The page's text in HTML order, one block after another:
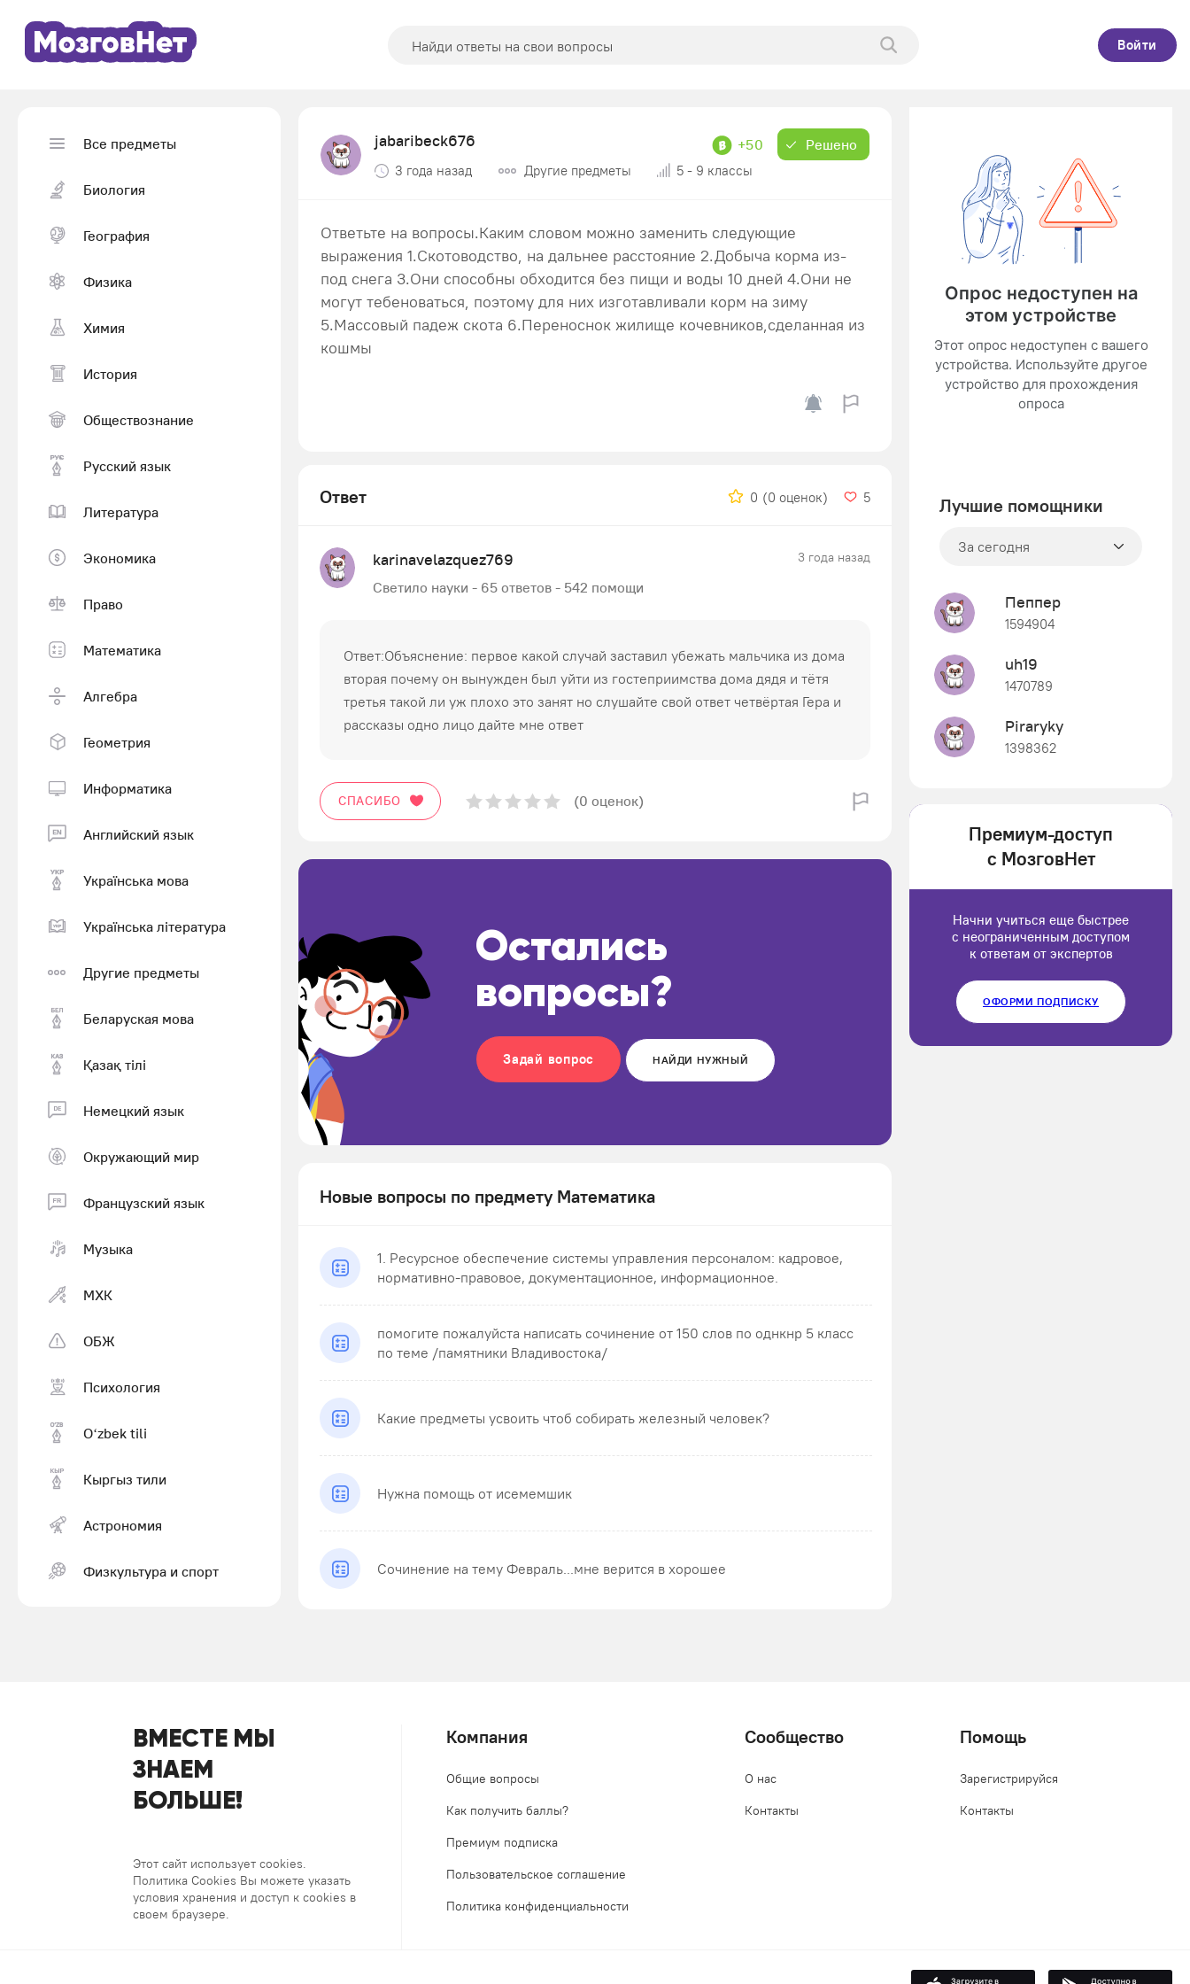
Войти
Все предметы
Биология
География
Физика
Химия
История
Обществознание
Русский язык
Литература
Экономика
Право
Математика
Алгебра
Геометрия
Информатика
Английский язык
Українська мова
Українська література
Другие предметы
Беларуская мова
Қазақ тiлi
Немецкий язык
Окружающий мир
Французский язык
Музыка
МХК
ОБЖ
Психология
Оʻzbek tili
Кыргыз тили
Астрономия
Физкультура и спорт
jabaribeck676 +50 Решено
3 года назад Другие предметы 5 - 9 классы
Ответьте на вопросы.Каким словом можно заменить следующие
выражения 1.Скотоводство, на дальнее расстояние 2.Добыча корма из-
под снега 3.Они способны обходится без пищи и воды 10 дней 4.Они не
могут тебеноваться, поэтому для них изготавливали корм на зиму
5.Массовый падеж скота 6.Переноснок жилище кочевников,сделанная из
кошмы
Ответ 0 (0 оценок) 5
karinavelazquez769 3 года назад
Светило науки - 65 ответов - 542 помощи
Ответ:Объяснение: первое какой случай заставил убежать мальчика из дома
вторая почему он вынужден был уйти из гостеприимства дома дядя и тётя
третья такой ли уж плохо это занят но слушайте свой ответ четвёртая Гера и
рассказы одно лицо дайте мне ответ
СПАСИБО (0 оценок)
Остались
вопросы?
Задай вопрос НАЙДИ НУЖНЫЙ
Новые вопросы по предмету Математика
1. Ресурсное обеспечение системы управления персоналом: кадровое,
нормативно-правовое, документационное, информационное.
помогите пожалуйста написать сочинение от 150 слов по однкнр 5 класс
по теме /памятники Владивостока/
Какие предметы усвоить чтоб собирать железный человек?
Нужна помощь от исемемшик
Сочинение на тему Февраль...мне верится в хорошее
Лучшие помощники
За сегодня
Пеппер
1594904
uh19
1470789
Piraryky
1398362
Luluput
Премиум-доступ
с МозговНет
Начни учиться еще быстрее
с неограниченным доступом
к ответам от экспертов
ОФОРМИ ПОДПИСКУ
ВМЕСТЕ МЫ
ЗНАЕМ
БОЛЬШЕ!
Этот сайт использует cookies.
Политика Cookies Вы можете указать
условия хранения и доступ к cookies в
своем браузере.
Компания
Общие вопросы
Как получить баллы?
Премиум подписка
Пользовательское соглашение
Политика конфиденциальности
Сообщество
О нас
Контакты
Помощь
Зарегистрируйся
Контакты